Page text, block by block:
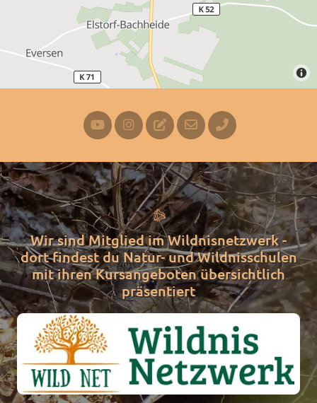

Wir sind Mitglied im Wildnisnetzwerk -
dort findest du Natur- und Wildnisschulen
mit ihren Kursangeboten übersichtlich
präsentiert